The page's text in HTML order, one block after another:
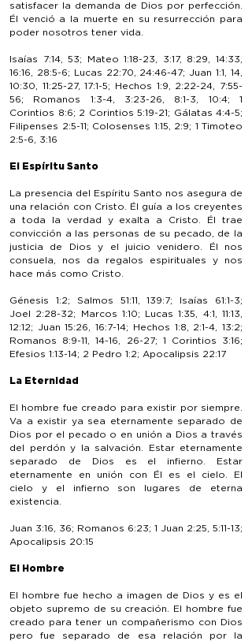
satisfacer la demanda de Dios por perfección.
Él venció a la muerte en su resurrección para
poder nosotros tener vida.
Isaías 7:14, 53; Mateo 1:18-23, 3:17, 8:29, 14:33,
16:16, 28:5-6; Lucas 22:70, 24:46-47; Juan 1:1, 14,
10:30, 11:25-27, 17:1-5; Hechos 1:9, 2:22-24, 7:55-
56; Romanos 1:3-4, 3:23-26, 8:1-3, 10:4; 1
Corintios 8:6; 2 Corintios 5:19-21; Gálatas 4:4-5;
Filipenses 2:5-11; Colosenses 1:15, 2:9; 1 Timoteo
2:5-6, 3:16
El Espíritu Santo
La presencia del Espíritu Santo nos asegura de
una relación con Cristo. Él guía a los creyentes
a toda la verdad y exalta a Cristo. Él trae
convicción a las personas de su pecado, de la
justicia de Dios y el juicio venidero. Él nos
consuela, nos da regalos espirituales y nos
hace más como Cristo.
Génesis 1:2; Salmos 51:11, 139:7; Isaías 61:1-3;
Joel 2:28-32; Marcos 1:10; Lucas 1:35, 4:1, 11:13,
12:12; Juan 15:26, 16:7-14; Hechos 1:8, 2:1-4, 13:2;
Romanos 8:9-11, 14-16, 26-27; 1 Corintios 3:16;
Efesios 1:13-14; 2 Pedro 1:2; Apocalipsis 22:17
La Eternidad
El hombre fue creado para existir por siempre.
Va a existir ya sea eternamente separado de
Dios por el pecado o en unión a Dios a través
del perdón y la salvación. Estar eternamente
separado de Dios es el infierno. Estar
eternamente en unión con Él es el cielo. El
cielo y el infierno son lugares de eterna
existencia.
Juan 3:16, 36; Romanos 6:23; 1 Juan 2:25, 5:11-13;
Apocalipsis 20:15
El Hombre
El hombre fue hecho a imagen de Dios y es el
objeto supremo de su creación. El hombre fue
creado para tener un compañerismo con Dios
pero fue separado de esa relación por la